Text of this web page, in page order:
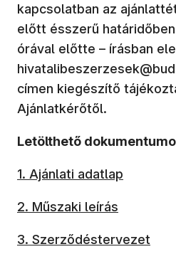
kapcsolatban az
előtt ésszerű
órával előtte – írásban
címen kiegészítő
Ajánlatkérőtől.
Letölthető
1. Ajánlati adatlap
2. Műszaki leírás
3. Szerződéstervezet